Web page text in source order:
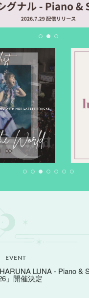
EVENT
LUNA - Piano &
」開催決定